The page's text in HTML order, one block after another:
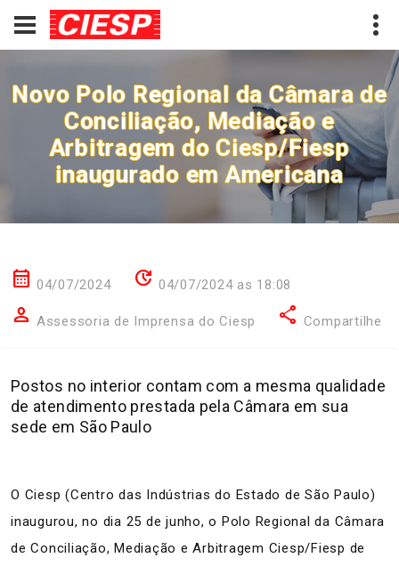
Novo Polo Regional da Câmara de
Conciliação, Mediação e
Arbitragem do Ciesp/Fiesp
inaugurado em Americana
calendar_month 04/07/2024 update 04/07/2024 as 18:08
person Assessoria de Imprensa do Ciesp share Compartilhe
Postos no interior contam com a mesma qualidade
de atendimento prestada pela Câmara em sua
sede em São Paulo
O Ciesp (Centro das Indústrias do Estado de São Paulo)
inaugurou, no dia 25 de junho, o Polo Regional da Câmara
de Conciliação, Mediação e Arbitragem Ciesp/Fiesp de